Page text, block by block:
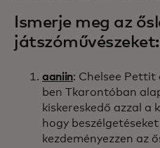
Ismerje meg az
játszóművészeket:
aaniin: Chelsee
ben Tkarontóban
kiskereskedő azzal a
hogy beszélgetéseket
kezdeményezzen az